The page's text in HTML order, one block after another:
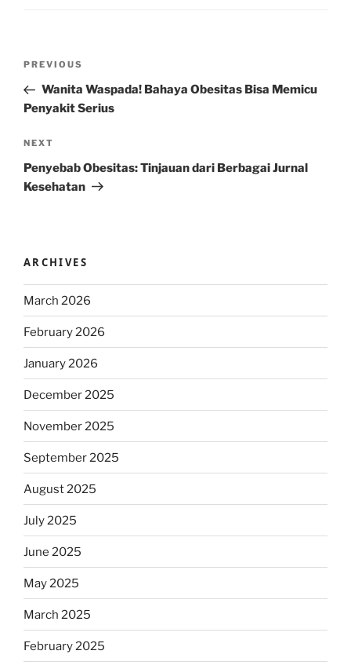
Previous
Post
PREVIOUS
Wanita Waspada! Bahaya Obesitas Bisa Memicu
Penyakit Serius
Next
Post
NEXT
Penyebab Obesitas: Tinjauan dari Berbagai Jurnal
Kesehatan
ARCHIVES
March 2026
February 2026
January 2026
December 2025
November 2025
September 2025
August 2025
July 2025
June 2025
May 2025
March 2025
February 2025